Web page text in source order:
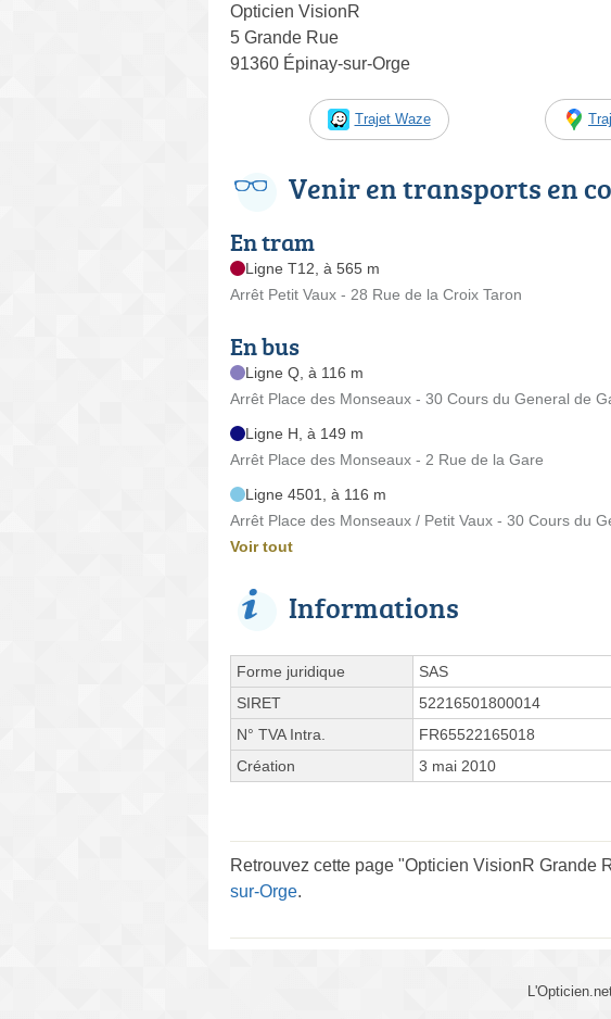
Opticien VisionR
5 Grande Rue
91360 Épinay-sur-Orge
Trajet Waze
Venir en transports en
En tram
Ligne T12, à 565 m
Arrêt Petit Vaux - 28 Rue de la Croix Taron
En bus
Ligne Q, à 116 m
Arrêt Place des Monseaux - 30 Cours du General de
Ligne H, à 149 m
Arrêt Place des Monseaux - 2 Rue de la Gare
Ligne 4501, à 116 m
Arrêt Place des Monseaux / Petit Vaux - 30 Cours du
Voir tout
Informations
Forme juridique
SAS
SIRET
52216501800014
N° TVA Intra.
FR65522165018
Création
3 mai 2010
Retrouvez cette page "Opticien VisionR Grande
sur-Orge.